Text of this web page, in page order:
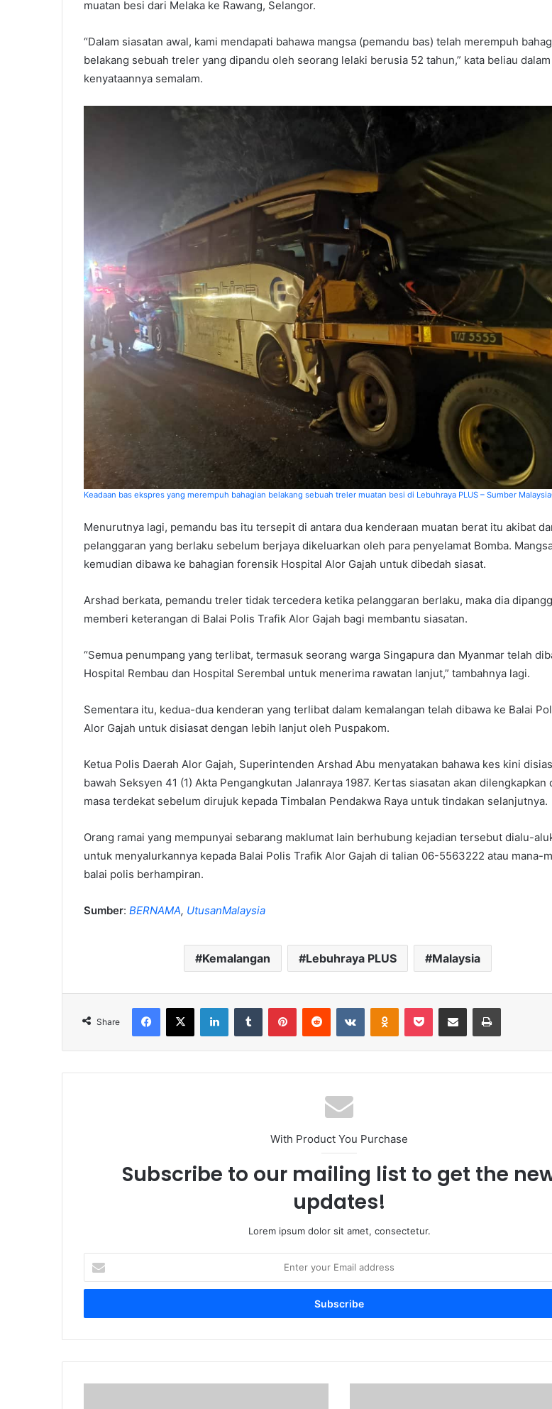
muatan besi dari Melaka ke Rawang, Selangor.
“Dalam siasatan awal, kami mendapati bahawa mangsa (pemandu bas) telah merempuh
belakang sebuah treler yang dipandu oleh seorang lelaki berusia 52 tahun,” kata beliau
kenyataannya semalam.
Keadaan bas ekspres yang merempuh bahagian belakang sebuah treler muatan besi di Lebuhraya PLUS – Sumber
Menurutnya lagi, pemandu bas itu tersepit di antara dua kenderaan muatan berat itu akibat
pelanggaran yang berlaku sebelum berjaya dikeluarkan oleh para penyelamat Bomba.
kemudian dibawa ke bahagian forensik Hospital Alor Gajah untuk dibedah siasat.
Arshad berkata, pemandu treler tidak tercedera ketika pelanggaran berlaku, maka dia
memberi keterangan di Balai Polis Trafik Alor Gajah bagi membantu siasatan.
“Semua penumpang yang terlibat, termasuk seorang warga Singapura dan Myanmar telah
Hospital Rembau dan Hospital Serembal untuk menerima rawatan lanjut,” tambahnya lagi.
Sementara itu, kedua-dua kenderan yang terlibat dalam kemalangan telah dibawa ke Balai
Alor Gajah untuk disiasat dengan lebih lanjut oleh Puspakom.
Ketua Polis Daerah Alor Gajah, Superintenden Arshad Abu menyatakan bahawa kes kini
bawah Seksyen 41 (1) Akta Pengangkutan Jalanraya 1987. Kertas siasatan akan dilengkapkan
masa terdekat sebelum dirujuk kepada Timbalan Pendakwa Raya untuk tindakan selanjutnya.
Orang ramai yang mempunyai sebarang maklumat lain berhubung kejadian tersebut dialu-
untuk menyalurkannya kepada Balai Polis Trafik Alor Gajah di talian 06-5563222 atau mana-
balai polis berhampiran.
Sumber: BERNAMA, UtusanMalaysia
Kemalangan Lebuhraya PLUS Malaysia
Share
Facebook
X LinkedInTumblr PinterestReddit VKontakteOdnoklassniki
Pocket Share via Email Print
With Product You Purchase
Subscribe to our mailing list to get the
updates!
Lorem ipsum dolor sit amet, consectetur.
your
Email